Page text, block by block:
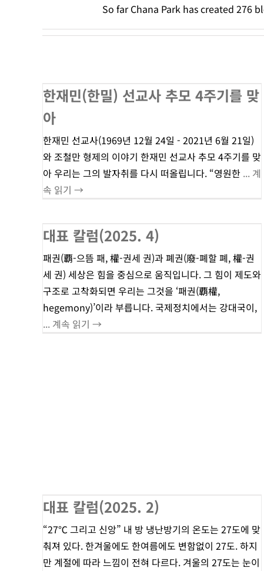
So far Chana Park has created 276
한재민(한밀) 선교사 추모 4주기를 맞
아
한재민 선교사(1969년 12월 24일 - 2021년 6월 21일)
와 조철만 형제의 이야기 한재민 선교사 추모 4주기를 맞
아 우리는 그의 발자취를 다시 떠올립니다. “영원한 ... 계
속 읽기 →
대표 칼럼(2025. 4)
패권(覇-으뜸 패, 權-권세 권)과 폐권(廢-폐할 폐, 權-권
세 권) 세상은 힘을 중심으로 움직입니다. 그 힘이 제도와
구조로 고착화되면 우리는 그것을 ‘패권(覇權,
hegemony)’이라 부릅니다. 국제정치에서는 강대국이,
... 계속 읽기 →
대표 칼럼(2025. 2)
“27℃ 그리고 신앙” 내 방 냉난방기의 온도는 27도에 맞
춰져 있다. 한겨울에도 한여름에도 변함없이 27도. 하지
만 계절에 따라 느낌이 전혀 다르다. 겨울의 27도는 눈이